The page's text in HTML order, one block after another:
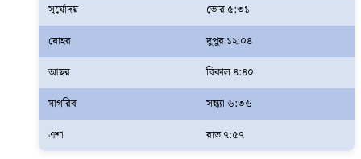
সূর্যোদয়
ভোর ৫:৩১
যোহর
দুপুর ১২:০৪
আছর
বিকাল ৪:৪০
মাগরিব
সন্ধ্যা ৬:৩৬
এশা
রাত ৭:৫৭